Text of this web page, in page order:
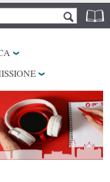
di ricerca